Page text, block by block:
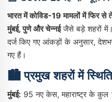
भारत में कोविड-19 मामलों में फिर से
मुंबई, पुणे और चेन्नईजैसे बड़े शहरों
दर्ज किए गए आंकड़ों के अनुसार,
गए हैं।
🏙️प्रमुख शहरों में
मुंबई: 95 नए केस, महाराष्ट्र के कुल